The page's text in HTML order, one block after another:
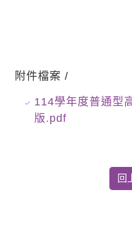
附件檔案 /
114學年度普通型
版.pdf